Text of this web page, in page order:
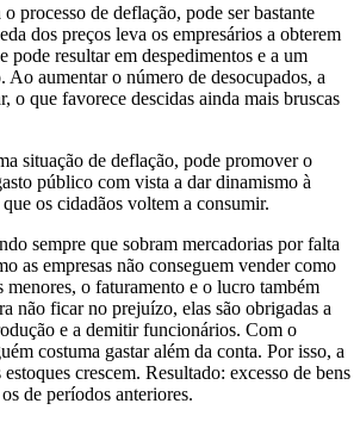
processo de deflação, pode ser bastante
dos preços leva os empresários a obterem
pode resultar em despedimentos e a um
Ao aumentar o número de desocupados, a
o que favorece descidas ainda mais bruscas
situação de deflação, pode promover o
público com vista a dar dinamismo à
os cidadãos voltem a consumir.
sempre que sobram mercadorias por falta
as empresas não conseguem vender como
menores, o faturamento e o lucro também
não ficar no prejuízo, elas são obrigadas a
e a demitir funcionários. Com o
costuma gastar além da conta. Por isso, a
crescem. Resultado: excesso de bens
de períodos anteriores.